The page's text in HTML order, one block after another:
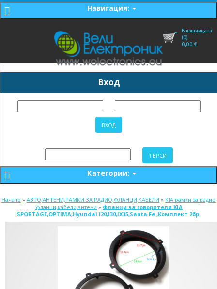
Навигация:
В кошницата
(0)
0,00 €
Вход
Категории:
Начало » АВТО,АНТЕНИ,РАМКИ ЗА РАДИО,ФЛАНЦИ,КАБЕЛИ » KIA рамки за радио
,фланци,кабели,антени » Фланци за говорители KIA
SPORTAGE,OPTIMA,Hyundai I20,I30,IX35,Santa Fe ,Комплект 2бр.